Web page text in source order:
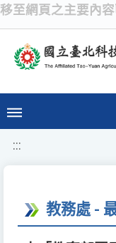
移至網頁之主要內
:::
教務處 -